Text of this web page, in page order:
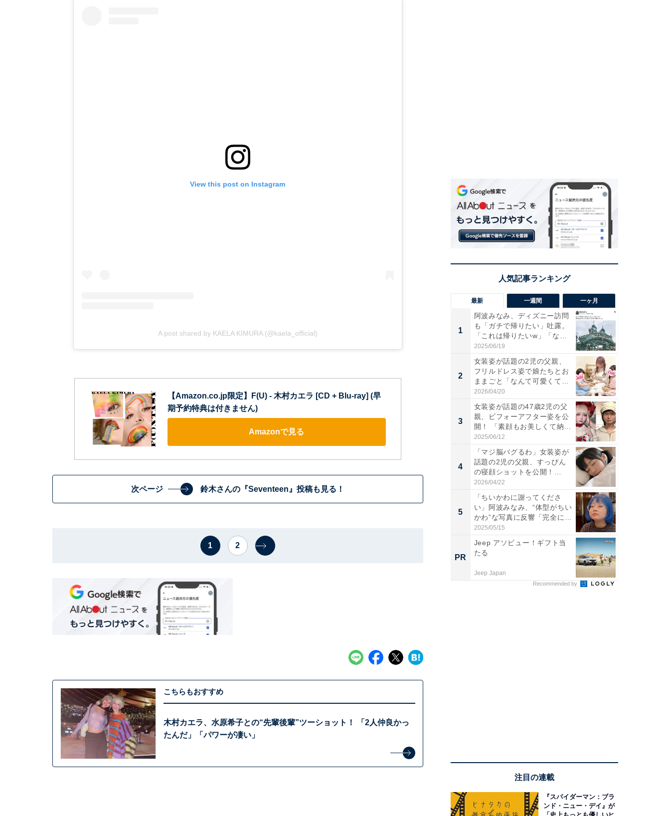
View this post on Instagram
A post shared by KAELA KIMURA (@kaela_official)
【Amazon.co.jp限定】F(U) - 木村カエラ [CD + Blu-ray] (早
期予約特典は付きません)
Amazonで見る
次ページ 鈴木さんの『Seventeen』投稿も見る！
1 2
こちらもおすすめ
木村カエラ、水原希子との“先輩後輩”ツーショット！ 「2人仲良かっ
たんだ」「パワーが凄い」
最新 一週間 一ヶ月
1
阿波みなみ、ディズニー訪問
も「ガチで帰りたい」吐露。
「これは帰りたいw」「なん
ち...
2025/06/19
2
女装姿が話題の2児の父親、
フリルドレス姿で娘たちとお
ままごと「なんて可愛くて平
和...
2026/04/20
3
女装姿が話題の47歳2児の父
親、ビフォーアフター姿を公
開！ 「素顔もお美しくて納...
2025/06/12
4
「マジ脳バグるわ」女装姿が
話題の2児の父親、すっぴん
の寝顔ショットを公開！
「ど...
2026/04/22
5
「ちいかわに謝ってくださ
い」阿波みなみ、“体型がちい
かわ”な写真に反響「完全に
一...
2025/05/15
PR
Jeep アソビュー！ギフト当
たる
Jeep Japan
Recommended by
注目の連載
『スパイダーマン：ブラ
ンド・ニュー・デイ』が